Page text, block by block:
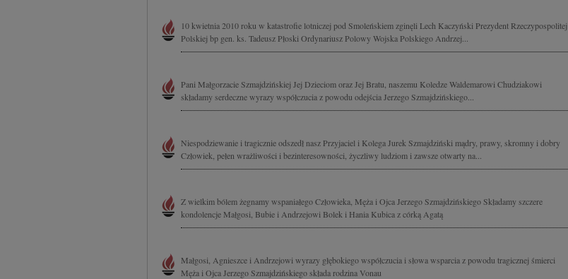
10 kwietnia 2010 roku w katastrofie lotniczej pod Smoleńskiem zginęli Lech Kaczyński Prezydent Rzeczypospolitej
Polskiej bp gen. ks. Tadeusz Płoski Ordynariusz Polowy Wojska Polskiego Andrzej...
Pani Małgorzacie Szmajdzińskiej Jej Dzieciom oraz Jej Bratu, naszemu Koledze Waldemarowi Chudziakowi
składamy serdeczne wyrazy współczucia z powodu odejścia Jerzego Szmajdzińskiego...
Niespodziewanie i tragicznie odszedł nasz Przyjaciel i Kolega Jurek Szmajdziński mądry, prawy, skromny i dobry
Człowiek, pełen wrażliwości i bezinteresowności, życzliwy ludziom i zawsze otwarty na...
Z wielkim bólem żegnamy wspaniałego Człowieka, Męża i Ojca Jerzego Szmajdzińskiego Składamy szczere
kondolencje Małgosi, Bubie i Andrzejowi Bolek i Hania Kubica z córką Agatą
Małgosi, Agnieszce i Andrzejowi wyrazy głębokiego współczucia i słowa wsparcia z powodu tragicznej śmierci
Męża i Ojca Jerzego Szmajdzińskiego składa rodzina Vonau